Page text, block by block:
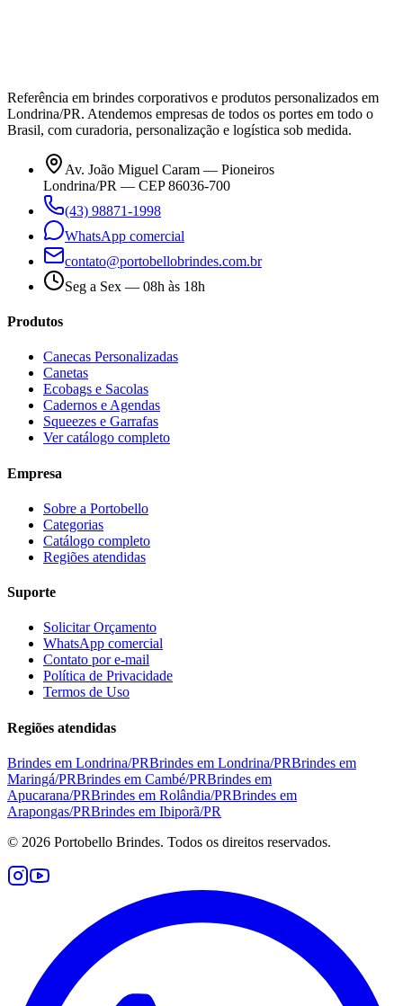
Referência em brindes corporativos e produtos personalizados em
Londrina/PR. Atendemos empresas de todos os portes em todo o
Brasil, com curadoria, personalização e logística sob medida.
Av. João Miguel Caram — Pioneiros
Londrina/PR — CEP 86036-700
(43) 98871-1998
WhatsApp comercial
contato@portobellobrindes.com.br
Seg a Sex — 08h às 18h
Produtos
Canecas Personalizadas
Canetas
Ecobags e Sacolas
Cadernos e Agendas
Squeezes e Garrafas
Ver catálogo completo
Empresa
Sobre a Portobello
Categorias
Catálogo completo
Regiões atendidas
Suporte
Solicitar Orçamento
WhatsApp comercial
Contato por e-mail
Política de Privacidade
Termos de Uso
Regiões atendidas
Brindes em Londrina/PRBrindes em Londrina/PRBrindes em
Maringá/PRBrindes em Cambé/PRBrindes em
Apucarana/PRBrindes em Rolândia/PRBrindes em
Arapongas/PRBrindes em Ibiporã/PR
© 2026 Portobello Brindes. Todos os direitos reservados.